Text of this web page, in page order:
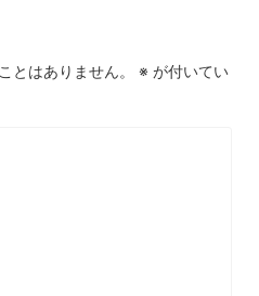
とはありません。 ※ が付いてい